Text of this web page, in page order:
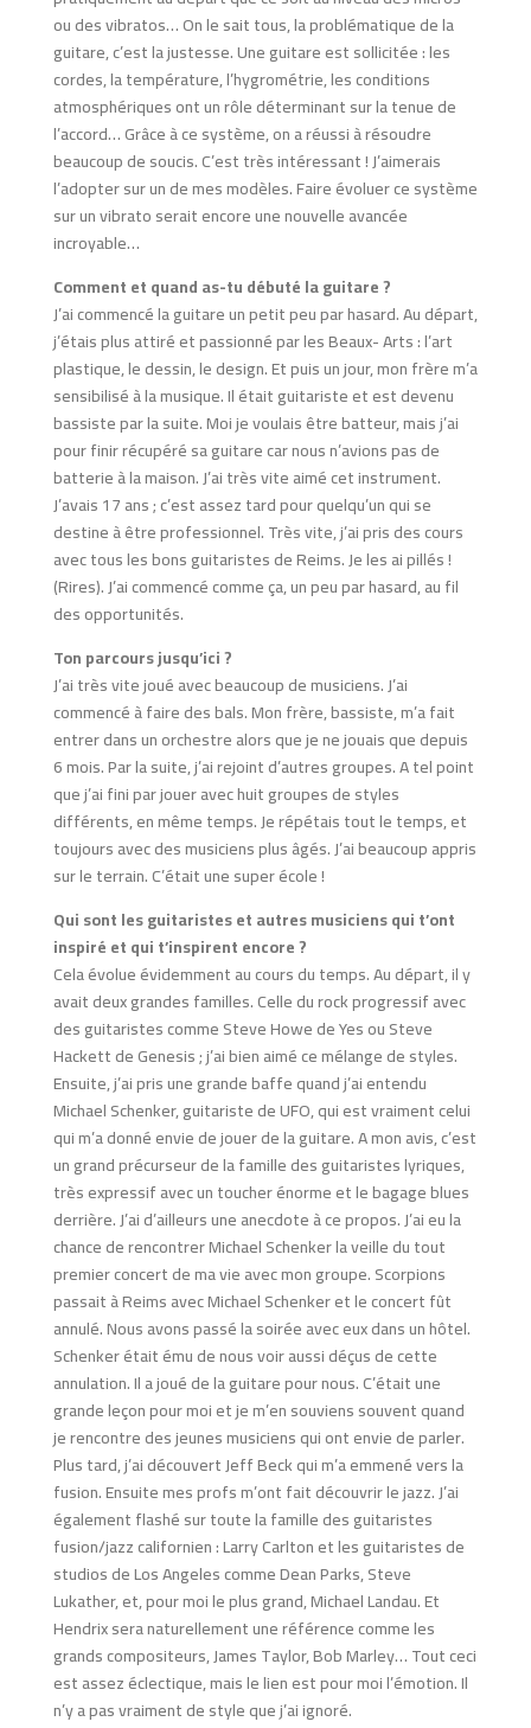
ou des vibratos… On le sait tous, la problématique de la
guitare, c’est la justesse. Une guitare est sollicitée : les
cordes, la température, l’hygrométrie, les conditions
atmosphériques ont un rôle déterminant sur la tenue de
l’accord… Grâce à ce système, on a réussi à résoudre
beaucoup de soucis. C’est très intéressant ! J’aimerais
l’adopter sur un de mes modèles. Faire évoluer ce système
sur un vibrato serait encore une nouvelle avancée
incroyable…
Comment et quand as-tu débuté la guitare ?
J’ai commencé la guitare un petit peu par hasard. Au départ,
j’étais plus attiré et passionné par les Beaux- Arts : l’art
plastique, le dessin, le design. Et puis un jour, mon frère m’a
sensibilisé à la musique. Il était guitariste et est devenu
bassiste par la suite. Moi je voulais être batteur, mais j’ai
pour finir récupéré sa guitare car nous n’avions pas de
batterie à la maison. J’ai très vite aimé cet instrument.
J’avais 17 ans ; c’est assez tard pour quelqu’un qui se
destine à être professionnel. Très vite, j’ai pris des cours
avec tous les bons guitaristes de Reims. Je les ai pillés !
(Rires). J’ai commencé comme ça, un peu par hasard, au fil
des opportunités.
Ton parcours jusqu’ici ?
J’ai très vite joué avec beaucoup de musiciens. J’ai
commencé à faire des bals. Mon frère, bassiste, m’a fait
entrer dans un orchestre alors que je ne jouais que depuis
6 mois. Par la suite, j’ai rejoint d’autres groupes. A tel point
que j’ai fini par jouer avec huit groupes de styles
différents, en même temps. Je répétais tout le temps, et
toujours avec des musiciens plus âgés. J’ai beaucoup appris
sur le terrain. C’était une super école !
Qui sont les guitaristes et autres musiciens qui t’ont
inspiré et qui t’inspirent encore ?
Cela évolue évidemment au cours du temps. Au départ, il y
avait deux grandes familles. Celle du rock progressif avec
des guitaristes comme Steve Howe de Yes ou Steve
Hackett de Genesis ; j’ai bien aimé ce mélange de styles.
Ensuite, j’ai pris une grande baffe quand j’ai entendu
Michael Schenker, guitariste de UFO, qui est vraiment celui
qui m’a donné envie de jouer de la guitare. A mon avis, c’est
un grand précurseur de la famille des guitaristes lyriques,
très expressif avec un toucher énorme et le bagage blues
derrière. J’ai d’ailleurs une anecdote à ce propos. J’ai eu la
chance de rencontrer Michael Schenker la veille du tout
premier concert de ma vie avec mon groupe. Scorpions
passait à Reims avec Michael Schenker et le concert fût
annulé. Nous avons passé la soirée avec eux dans un hôtel.
Schenker était ému de nous voir aussi déçus de cette
annulation. Il a joué de la guitare pour nous. C’était une
grande leçon pour moi et je m’en souviens souvent quand
je rencontre des jeunes musiciens qui ont envie de parler.
Plus tard, j’ai découvert Jeff Beck qui m’a emmené vers la
fusion. Ensuite mes profs m’ont fait découvrir le jazz. J’ai
également flashé sur toute la famille des guitaristes
fusion/jazz californien : Larry Carlton et les guitaristes de
studios de Los Angeles comme Dean Parks, Steve
Lukather, et, pour moi le plus grand, Michael Landau. Et
Hendrix sera naturellement une référence comme les
grands compositeurs, James Taylor, Bob Marley… Tout ceci
est assez éclectique, mais le lien est pour moi l’émotion. Il
n’y a pas vraiment de style que j’ai ignoré.